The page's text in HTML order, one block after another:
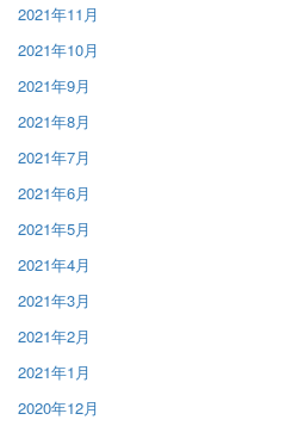
2021年11月
2021年10月
2021年9月
2021年8月
2021年7月
2021年6月
2021年5月
2021年4月
2021年3月
2021年2月
2021年1月
2020年12月